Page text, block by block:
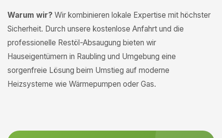
Warum wir? Wir kombinieren lokale Expertise mit höchster
Sicherheit. Durch unsere kostenlose Anfahrt und die
professionelle Restöl-Absaugung bieten wir
Hauseigentümern in Raubling und Umgebung eine
sorgenfreie Lösung beim Umstieg auf moderne
Heizsysteme wie Wärmepumpen oder Gas.